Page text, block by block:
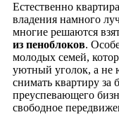
Естественно
владения намного
многие решаются
из пеноблоков.
молодых семей,
уютный уголок, а не
снимать квартиру
преуспевающего
свободное